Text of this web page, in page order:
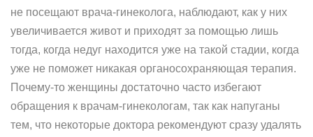
не посещают врача-гинеколога, наблюдают, как у них
увеличивается живот и приходят за помощью лишь
тогда, когда недуг находится уже на такой стадии, когда
уже не поможет никакая органосохраняющая терапия.
Почему-то женщины достаточно часто избегают
обращения к врачам-гинекологам, так как напуганы
тем, что некоторые доктора рекомендуют сразу удалять